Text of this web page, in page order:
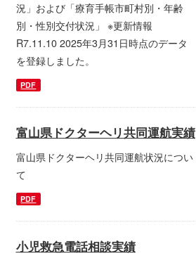
況」および「療育手帳市町村別・年齢
別・性別交付状況」 ※更新情報
R7.11.10 2025年3月31日時点のデータ
を登録しました。
PDF
富山県ドクターヘリ共同運航実績
富山県ドクターヘリ共同運航状況につい
て
PDF
小児救急電話相談実績